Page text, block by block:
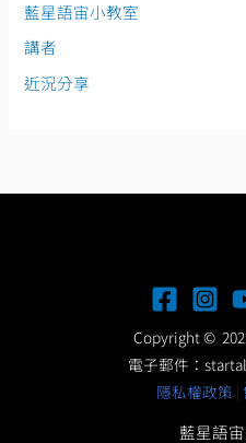
藍星語宙小教室
講者
近況分享
Copyright ©
電子郵件：
隱私權政策 |
藍星語